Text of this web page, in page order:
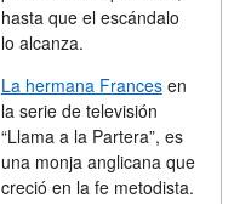
hasta que el escándalo
lo alcanza.
La hermana Francesen
la serie de televisión
“Llama a la Partera”, es
una monja anglicana que
creció en la fe metodista.